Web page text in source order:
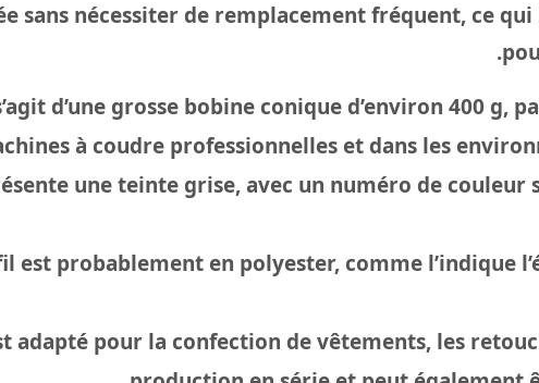
sans nécessiter de remplacement fréquent, ce
d’une grosse bobine conique d’environ 400 g,
à coudre professionnelles et dans les
une teinte grise, avec un numéro de couleur
est probablement en polyester, comme l’indique
adapté pour la confection de vêtements, les